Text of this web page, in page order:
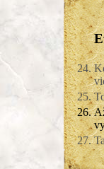
24.
25.
26.
27.